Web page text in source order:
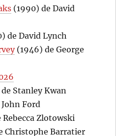
(1990) de David
de David Lynch
(1946) de George
Stanley Kwan
Ford
Rebecca Zlotowski
Christophe Barratier